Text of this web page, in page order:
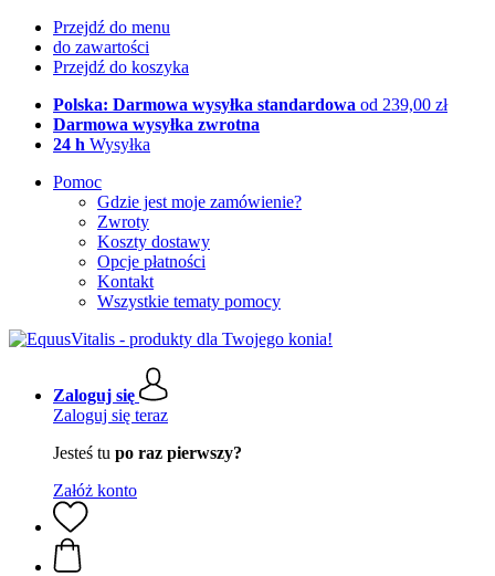
Przejdź do menu
do zawartości
Przejdź do koszyka
Polska: Darmowa wysyłka standardowa od 239,00 zł
Darmowa wysyłka zwrotna
24 h Wysyłka
Pomoc
Gdzie jest moje zamówienie?
Zwroty
Koszty dostawy
Opcje płatności
Kontakt
Wszystkie tematy pomocy
Zaloguj się
Zaloguj się teraz
Jesteś tu po raz pierwszy?
Załóż konto